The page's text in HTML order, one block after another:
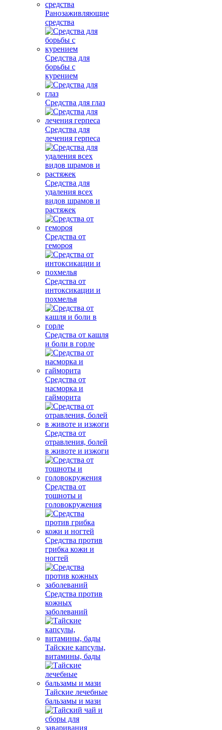
Ранозаживляющие
средства
Средства для
борьбы с
курением
Средства для глаз
Средства для
лечения герпеса
Средства для
удаления всех
видов шрамов и
растяжек
Средства от
гемороя
Средства от
интоксикации и
похмелья
Средства от кашля
и боли в горле
Средства от
насморка и
гайморита
Средства от
отравления, болей
в животе и изжоги
Средства от
тошноты и
головокружения
Средства против
грибка кожи и
ногтей
Средства против
кожных
заболеваний
Тайские капсулы,
витамины, бады
Тайские лечебные
бальзамы и мази